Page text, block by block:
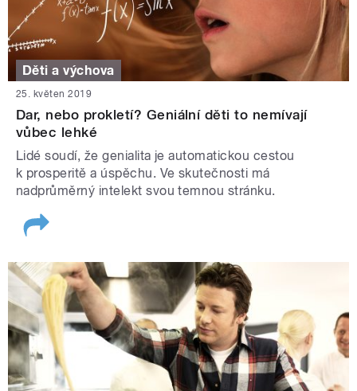
Děti a výchova
25. květen 2019
Dar, nebo prokletí? Geniální děti to nemívají
vůbec lehké
Lidé soudí, že genialita je automatickou cestou
k prosperitě a úspěchu. Ve skutečnosti má
nadprůměrný intelekt svou temnou stránku.